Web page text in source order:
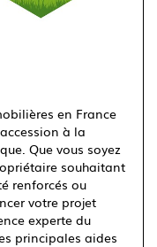
en France
à la
Que vous soyez
souhaitant
renforcés ou
votre projet
experte du
principales aides